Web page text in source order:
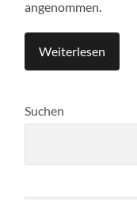
angenommen.
Weiterlesen
Suchen